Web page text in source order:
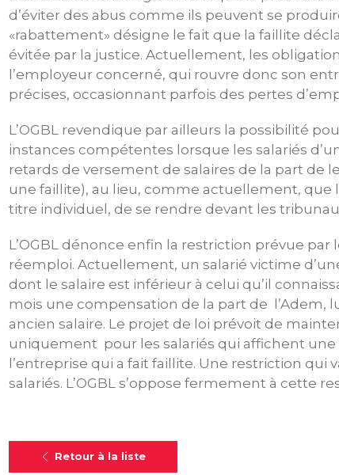
d’éviter des abus comme ils peuvent se
«rabattement» désigne le fait que la faillite
évitée par la justice. Actuellement, les
l’employeur concerné, qui rouvre donc son
précises, occasionnant parfois des pertes
L’OGBL revendique par ailleurs la possibilité
instances compétentes lorsque les salariés
retards de versement de salaires de la part de
une faillite), au lieu, comme actuellement, que
titre individuel, de se rendre devant les
L’OGBL dénonce enfin la restriction prévue par
réemploi. Actuellement, un salarié victime
dont le salaire est inférieur à celui qu’il
mois une compensation de la part de l’Adem,
ancien salaire. Le projet de loi prévoit de
uniquement pour les salariés qui affichent une
l’entreprise qui a fait faillite. Une restriction qui
salariés. L’OGBL s’oppose fermement à cette
Retour à la liste